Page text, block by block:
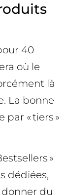
40
où le
là
La bonne
par « tiers »
»
dédiées,
donner du